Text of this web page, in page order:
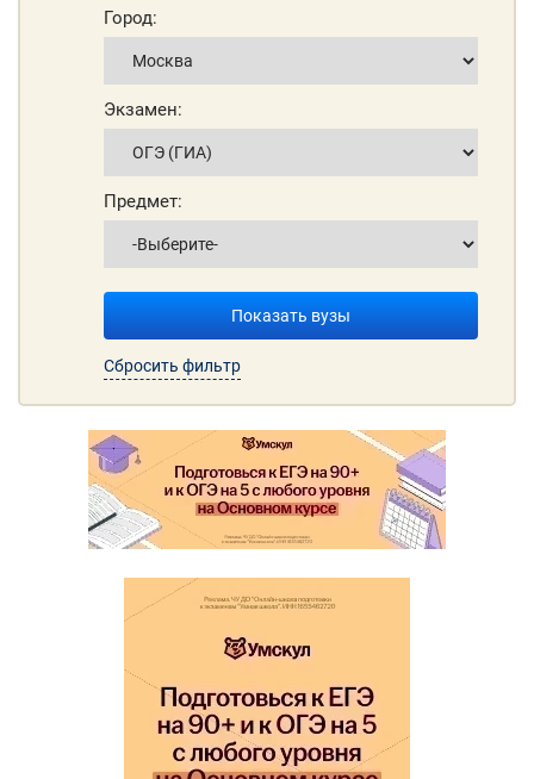
Город:
Экзамен:
Предмет:
Показать вузы
Сбросить фильтр